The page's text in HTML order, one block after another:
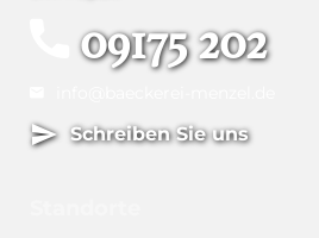
09175 202
Schreiben Sie uns